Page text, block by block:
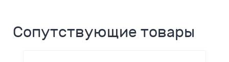
Сопутствующие товары